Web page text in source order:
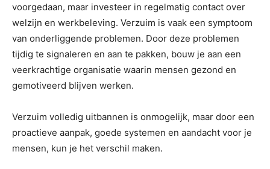
voorgedaan, maar investeer in regelmatig contact over
welzijn en werkbeleving. Verzuim is vaak een symptoom
van onderliggende problemen. Door deze problemen
tijdig te signaleren en aan te pakken, bouw je aan een
veerkrachtige organisatie waarin mensen gezond en
gemotiveerd blijven werken.
Verzuim volledig uitbannen is onmogelijk, maar door een
proactieve aanpak, goede systemen en aandacht voor je
mensen, kun je het verschil maken.